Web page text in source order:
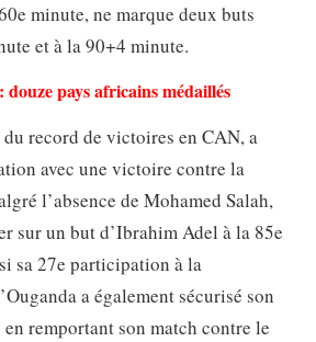
minute, ne marque deux buts
et à la 90+4 minute.
douze pays africains médaillés
record de victoires en CAN, a
avec une victoire contre la
l’absence de Mohamed Salah,
sur un but d’Ibrahim Adel à la 85e
sa 27e participation à la
a également sécurisé son
remportant son match contre le